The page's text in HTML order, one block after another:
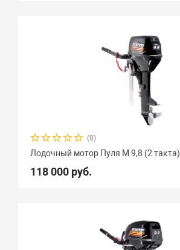
(0)
Лодочный мотор Пуля М 9,8 (2 такта)
118 000 руб.